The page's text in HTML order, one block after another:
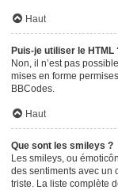
Haut
Puis-je utiliser le HTML
Non, il n’est pas
mises en forme
BBCodes.
Haut
Que sont les smileys ?
Les smileys, ou
des sentiments avec un
triste. La liste complète